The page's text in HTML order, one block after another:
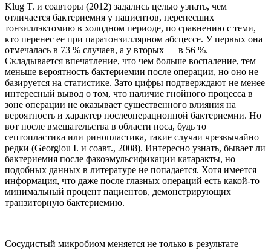
Klug T. и соавторы (2012) задались целью узнать, чем
отличается бактериемия у пациентов, перенесших
тонзиллэктомию в холодном периоде, по сравнению с теми,
кто перенес ее при паратонзиллярном абсцессе. У первых она
отмечалась в 73 % случаев, а у вторых — в 56 %.
Складывается впечатление, что чем больше воспаление, тем
меньше вероятность бактериемии после операции, но оно не
базируется на статистике. Зато цифры подтверждают не менее
интересный вывод о том, что наличие гнойного процесса в
зоне операции не оказывает существенного влияния на
вероятность и характер послеоперационной бактериемии. Но
вот после вмешательства в области носа, будь то
септопластика или ринопластика, такие случаи чрезвычайно
редки (Georgiou I. и соавт., 2008). Интересно узнать, бывает ли
бактериемия после факоэмульсификации катаракты, но
подобных данных в литературе не попадается. Хотя имеется
информация, что даже после глазных операций есть какой-то
минимальный процент пациентов, демонстрирующих
транзиторную бактериемию.
Сосудистый микробиом меняется не только в результате